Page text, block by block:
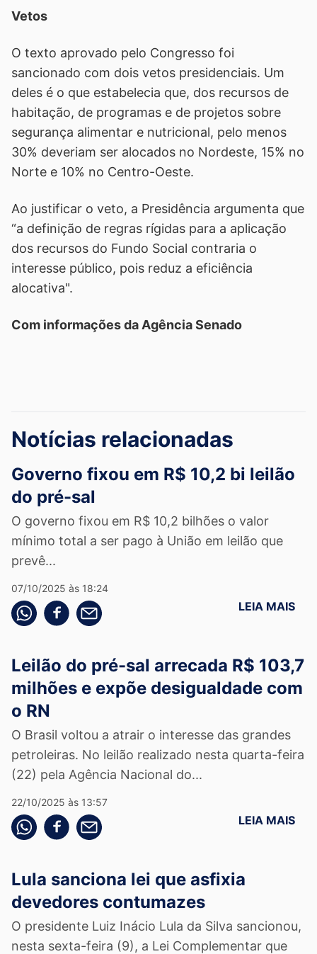
Vetos
O texto aprovado pelo Congresso foi
sancionado com dois vetos presidenciais. Um
deles é o que estabelecia que, dos recursos de
habitação, de programas e de projetos sobre
segurança alimentar e nutricional, pelo menos
30% deveriam ser alocados no Nordeste, 15% no
Norte e 10% no Centro-Oeste.
Ao justificar o veto, a Presidência argumenta que
“a definição de regras rígidas para a aplicação
dos recursos do Fundo Social contraria o
interesse público, pois reduz a eficiência
alocativa".
Com informações da Agência Senado
Notícias relacionadas
Governo fixou em R$ 10,2 bi leilão
do pré-sal
O governo fixou em R$ 10,2 bilhões o valor
mínimo total a ser pago à União em leilão que
prevê...
07/10/2025 às 18:24
Compartilhe pelo whatsapp
Compartilhar no facebook
Compartilhe pelo email LEIA MAIS
Leilão do pré-sal arrecada R$ 103,7
milhões e expõe desigualdade com
o RN
O Brasil voltou a atrair o interesse das grandes
petroleiras. No leilão realizado nesta quarta-feira
(22) pela Agência Nacional do...
22/10/2025 às 13:57
Compartilhe pelo whatsapp
Compartilhar no facebook
Compartilhe pelo email LEIA MAIS
Lula sanciona lei que asfixia
devedores contumazes
O presidente Luiz Inácio Lula da Silva sancionou,
nesta sexta-feira (9), a Lei Complementar que